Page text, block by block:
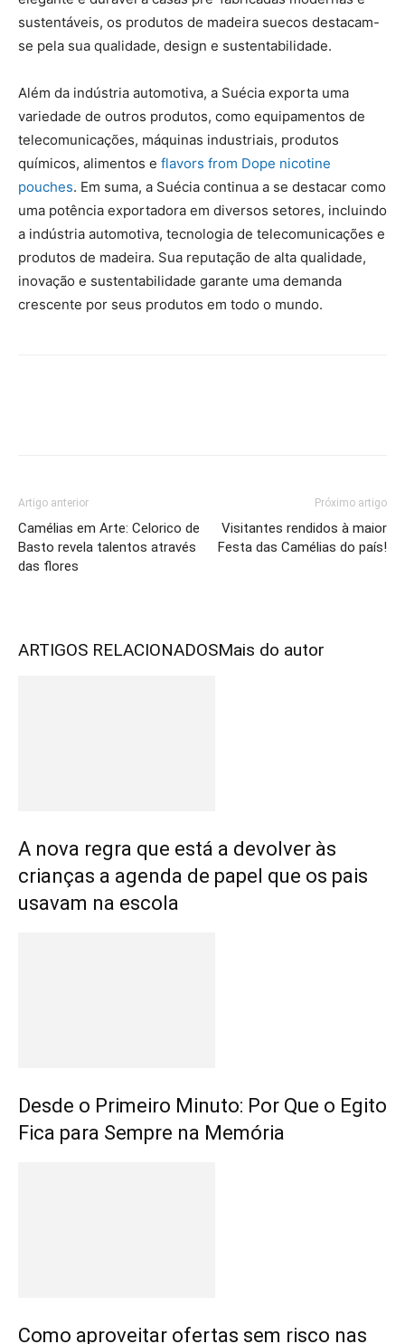
sustentáveis, os produtos de madeira suecos destacam-
se pela sua qualidade, design e sustentabilidade.
Além da indústria automotiva, a Suécia exporta uma
variedade de outros produtos, como equipamentos de
telecomunicações, máquinas industriais, produtos
químicos, alimentos e flavors from Dope nicotine
pouches. Em suma, a Suécia continua a se destacar como
uma potência exportadora em diversos setores, incluindo
a indústria automotiva, tecnologia de telecomunicações e
produtos de madeira. Sua reputação de alta qualidade,
inovação e sustentabilidade garante uma demanda
crescente por seus produtos em todo o mundo.
Artigo anterior
Camélias em Arte: Celorico de
Basto revela talentos através
das flores
Próximo artigo
Visitantes rendidos à maior
Festa das Camélias do país!
ARTIGOS RELACIONADOSMais do autor
A nova regra que está a devolver às
crianças a agenda de papel que os pais
usavam na escola
Desde o Primeiro Minuto: Por Que o Egito
Fica para Sempre na Memória
Como aproveitar ofertas sem risco nas